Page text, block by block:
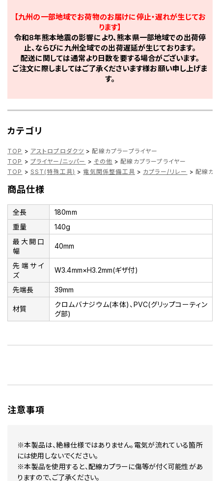
【九州の一部地域でお荷物のお届けに停止・遅れが生じてお
ります】
令和8年熊本地震の影響により、熊本県一部地域での出荷停
止、ならびに九州全域での出荷遅延が生じております。
配送に関しては通常より日数を要する場合がございます。
ご注文に際しましてはご了承くださいます様お願い申し上げま
す。
カテゴリ
TOP > アストロプロダクツ > 配線カプラープライヤー
TOP > プライヤー/ニッパー > その他 > 配線カプラープライヤー
TOP > SST(特殊工具) > 電気関係整備工具 > カプラー/リレー > 配線カ
商品仕様
全長
180mm
重量
140g
最大開口
幅
40mm
先端サイ
ズ
W3.4mm×H3.2mm(ギザ付)
先端長 39mm
材質
クロムバナジウム(本体)、PVC(グリップコーティン
グ部)
注意事項
※本製品は、絶縁仕様ではありません。電気が流れている箇所
には使用しないでください。
※本製品を使用すると、配線カプラーに傷等が付く可能性があ
りますので、ご了承ください。